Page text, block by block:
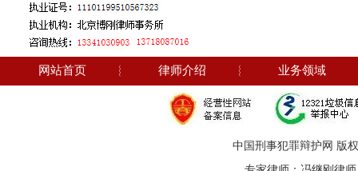
网站首页 ︴ 律师介绍 ︴ 业务领域
中国刑事犯罪辩护网 版